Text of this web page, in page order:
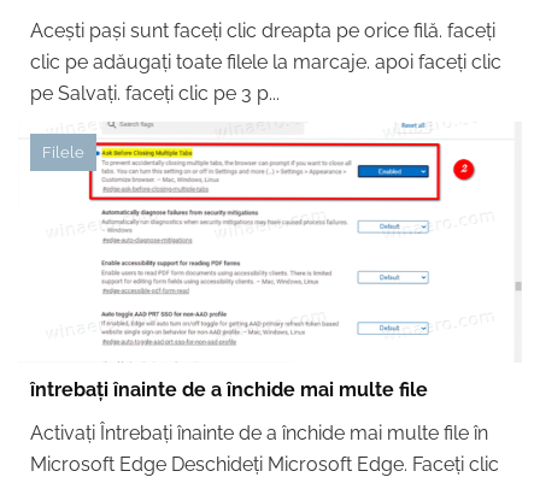
Acești pași sunt ​​faceți clic dreapta pe orice filă. faceți
clic pe adăugați toate filele la marcaje. apoi faceți clic
pe Salvați. faceți clic pe 3 p...
Filele
întrebați înainte de a închide mai multe file
Activați Întrebați înainte de a închide mai multe file în
Microsoft Edge Deschideți Microsoft Edge. Faceți clic